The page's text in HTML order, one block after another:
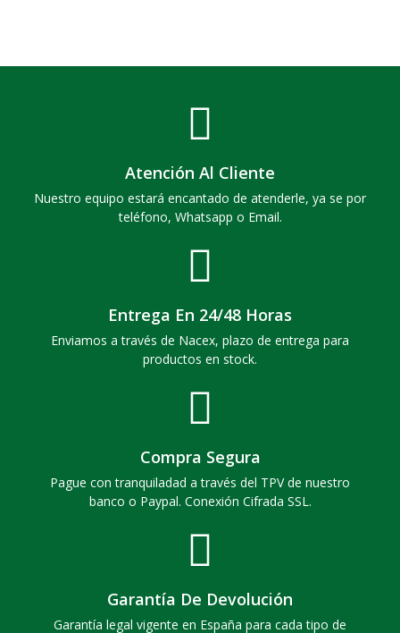
Atención Al Cliente
Nuestro equipo estará encantado de atenderle, ya se por
teléfono, Whatsapp o Email.
Entrega En 24/48 Horas
Enviamos a través de Nacex, plazo de entrega para
productos en stock.
Compra Segura
Pague con tranquiladad a través del TPV de nuestro
banco o Paypal. Conexión Cifrada SSL.
Garantía De Devolución
Garantía legal vigente en España para cada tipo de